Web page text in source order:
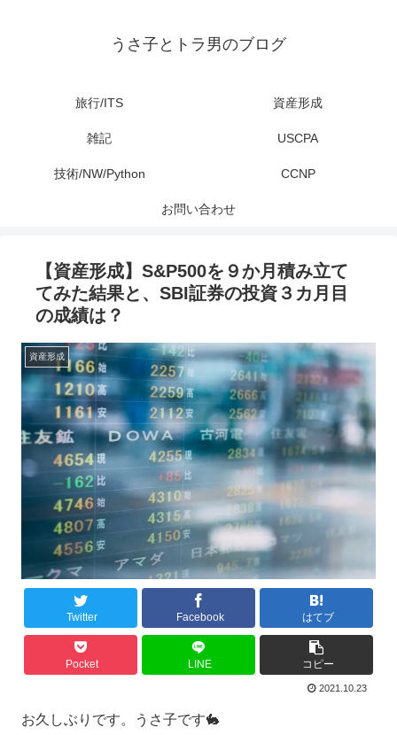
うさ子とトラ男のブログ
旅行/ITS 資産形成
雑記 USCPA
技術/NW/Python CCNP
お問い合わせ
【資産形成】S&P500を９か月積み立て
てみた結果と、SBI証券の投資３カ月目
の成績は？
資産形成
Twitter Facebook はてブ
Pocket LINE コピー
2021.10.23
お久しぶりです。うさ子です🐇